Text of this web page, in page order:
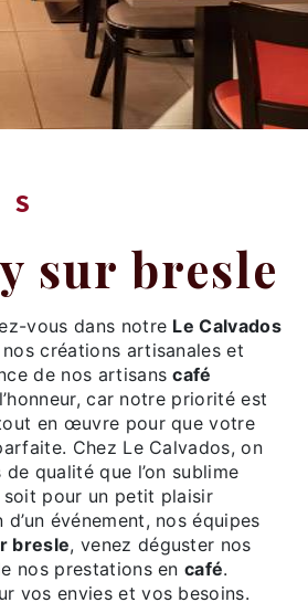
sur bresle
vous dans notre Le Calvados
créations artisanales et
de nos artisanscafé
car notre priorité est
en œuvre pour que votre
Chez Le Calvados, on
qualité que l’on sublime
pour un petit plaisir
événement, nos équipes
bresle, venez déguster nos
nos prestations encafé.
vos envies et vos besoins.